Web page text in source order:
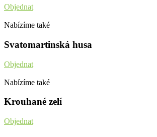
Objednat
Nabízíme také
Svatomartinská husa
Objednat
Nabízíme také
Krouhané zelí
Objednat